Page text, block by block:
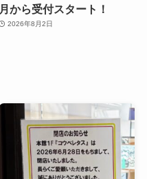
月から受付スタート！
2026年8月2日